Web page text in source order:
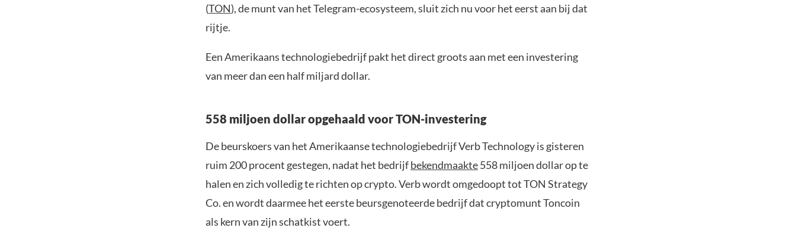
(TON), de munt van het Telegram-ecosysteem, sluit zich nu voor het eerst aan bij dat
rijtje.
Een Amerikaans technologiebedrijf pakt het direct groots aan met een investering
van meer dan een half miljard dollar.
558 miljoen dollar opgehaald voor TON-investering
De beurskoers van het Amerikaanse technologiebedrijf Verb Technology is gisteren
ruim 200 procent gestegen, nadat het bedrijfbekendmaakte558 miljoen dollar op te
halen en zich volledig te richten op crypto. Verb wordt omgedoopt tot TON Strategy
Co. en wordt daarmee het eerste beursgenoteerde bedrijf dat cryptomunt Toncoin
als kern van zijn schatkist voert.